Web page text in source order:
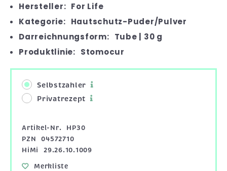
Hersteller: For Life
Kategorie: Hautschutz-Puder/Pulver
Darreichnungsform: Tube | 30 g
Produktlinie: Stomocur
Selbstzahler
Privatrezept
Artikel-Nr.
HP30
PZN
04572710
HiMi
29.26.10.1009
Merkliste